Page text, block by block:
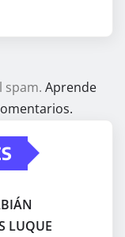
spam. Aprende
LUQUE